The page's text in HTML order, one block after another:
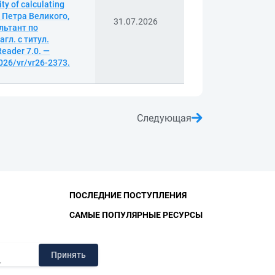
of calculating
Великого,
по
с титул.
7.0. —
vr/vr26-2373.
31.07.2026
Следующая
ПОСЛЕДНИЕ ПОСТУПЛЕНИЯ
САМЫЕ ПОПУЛЯРНЫЕ РЕСУРСЫ
.
Принять